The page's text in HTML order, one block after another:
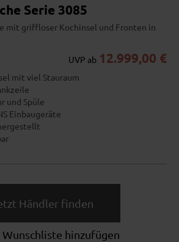
Serie 3085
mit griffloser Kochinsel und Fronten in
UVP ab 12.999,00 €
mit viel Stauraum
und Spüle
Einbaugeräte
Händler finden
Wunschliste hinzufügen